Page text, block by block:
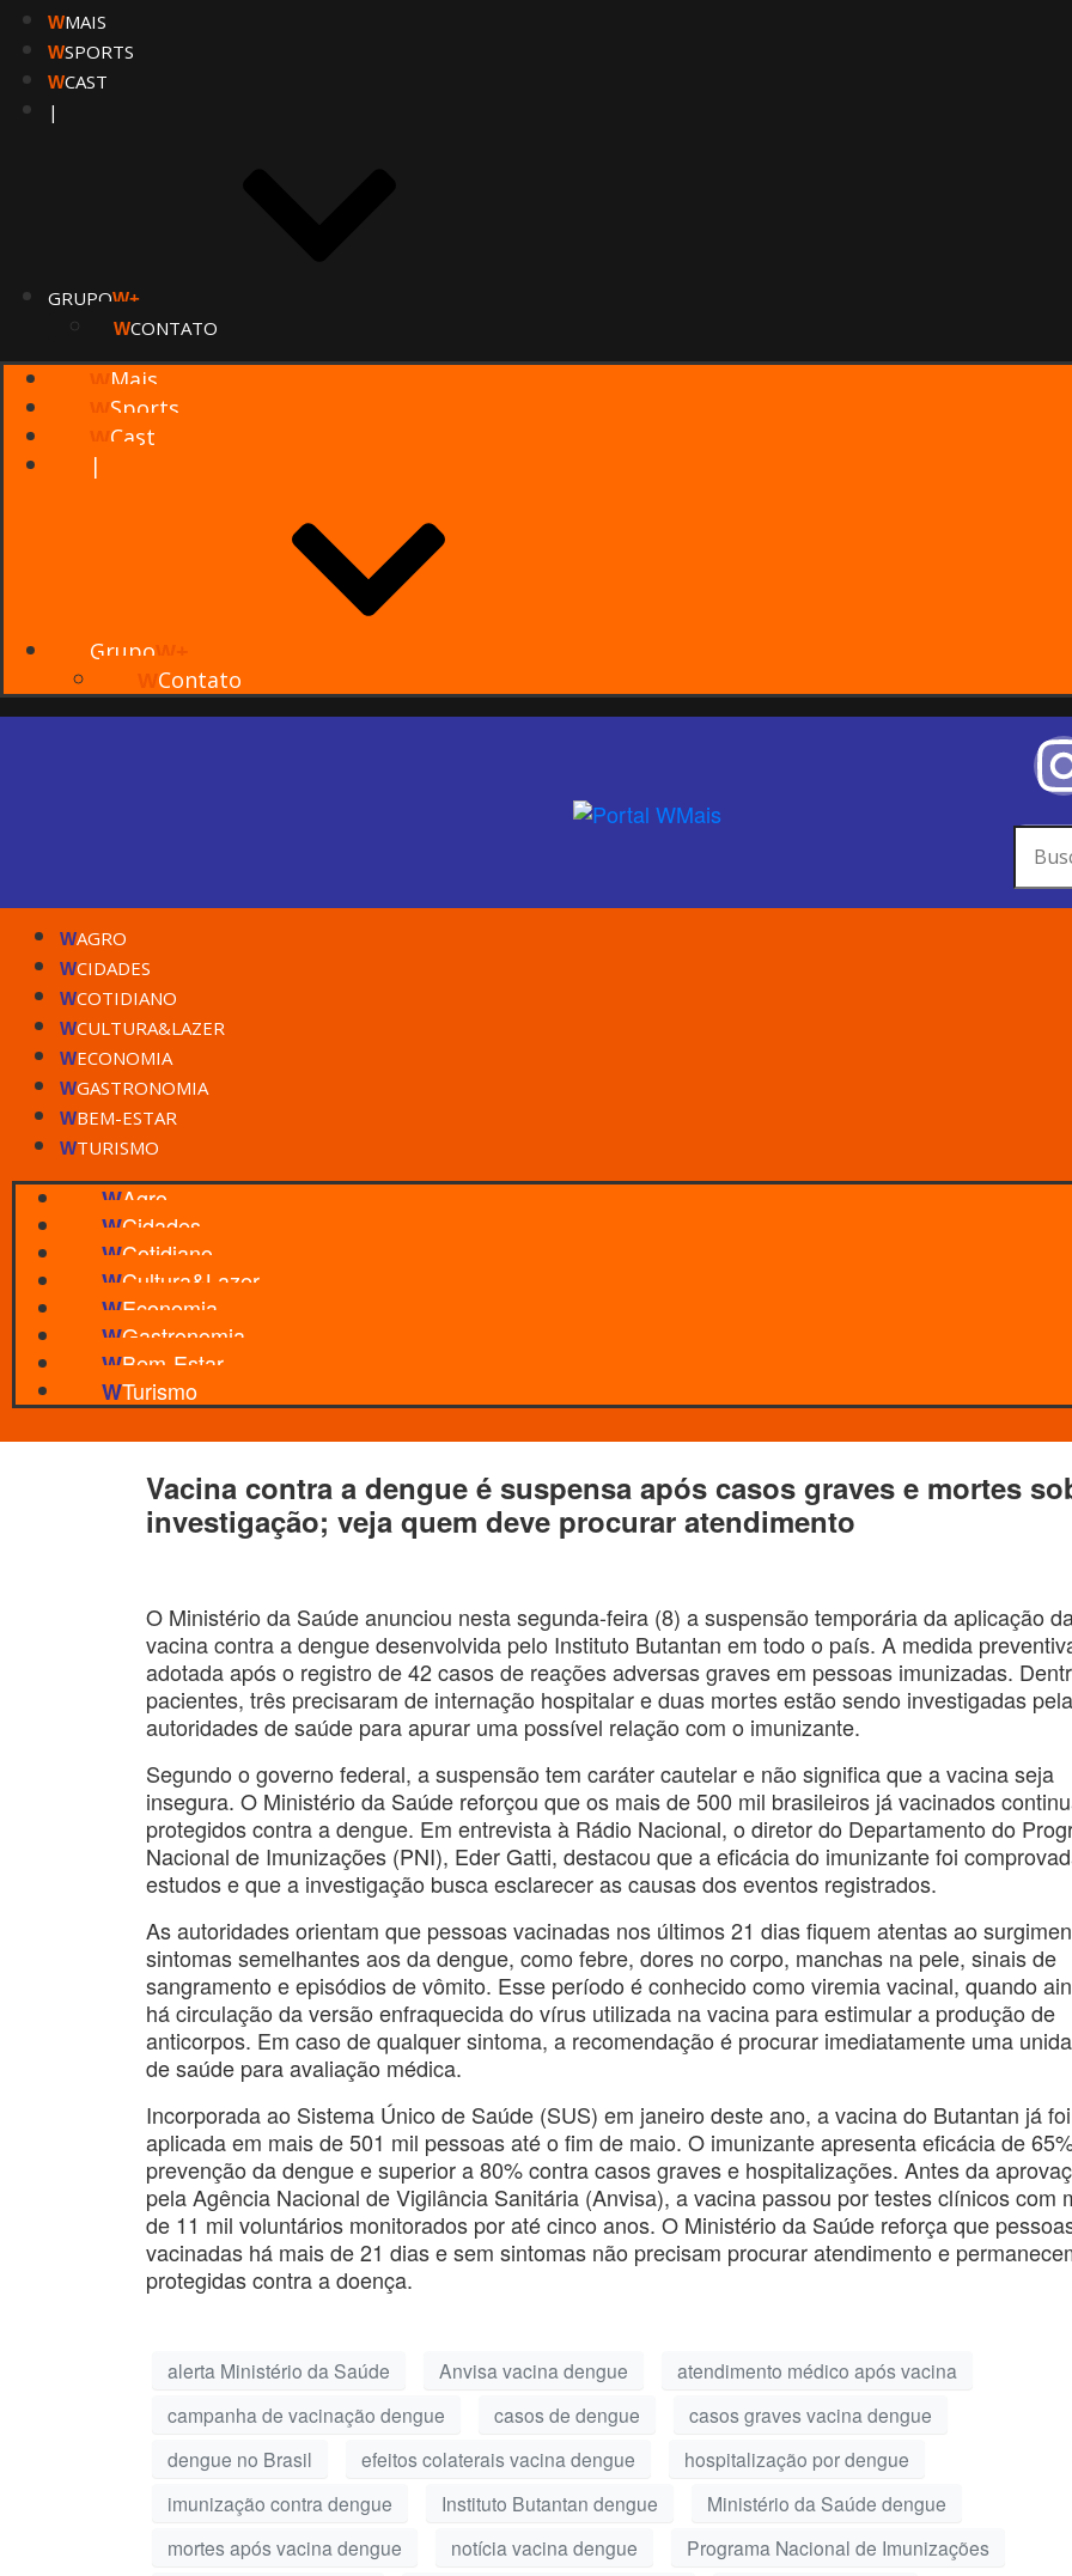
WMAIS
WSPORTS
WCAST
|
GRUPOW+
WCONTATO
Mais
Sports
Cast
|
Grupo
Contato
WAGRO
WCIDADES
WCOTIDIANO
WCULTURA&LAZER
WECONOMIA
WGASTRONOMIA
WBEM-ESTAR
WTURISMO
WAgro
WCidades
WCotidiano
WCultura&Lazer
WEconomia
WGastronomia
WBem-Estar
WTurismo
Vacina contra a dengue é suspensa após casos graves e mortes
investigação; veja quem deve procurar atendimento
O Ministério da Saúde anunciou nesta segunda-feira (8) a suspensão temporária da aplicação
vacina contra a dengue desenvolvida pelo Instituto Butantan em todo o país. A medida
adotada após o registro de 42 casos de reações adversas graves em pessoas imunizadas.
pacientes, três precisaram de internação hospitalar e duas mortes estão sendo investigadas
autoridades de saúde para apurar uma possível relação com o imunizante.
Segundo o governo federal, a suspensão tem caráter cautelar e não significa que a vacina seja
insegura. O Ministério da Saúde reforçou que os mais de 500 mil brasileiros já vacinados
protegidos contra a dengue. Em entrevista à Rádio Nacional, o diretor do Departamento do
Nacional de Imunizações (PNI), Eder Gatti, destacou que a eficácia do imunizante foi
estudos e que a investigação busca esclarecer as causas dos eventos registrados.
As autoridades orientam que pessoas vacinadas nos últimos 21 dias fiquem atentas ao
sintomas semelhantes aos da dengue, como febre, dores no corpo, manchas na pele, sinais de
sangramento e episódios de vômito. Esse período é conhecido como viremia vacinal, quando
há circulação da versão enfraquecida do vírus utilizada na vacina para estimular a produção de
anticorpos. Em caso de qualquer sintoma, a recomendação é procurar imediatamente uma
de saúde para avaliação médica.
Incorporada ao Sistema Único de Saúde (SUS) em janeiro deste ano, a vacina do Butantan já foi
aplicada em mais de 501 mil pessoas até o fim de maio. O imunizante apresenta eficácia de
prevenção da dengue e superior a 80% contra casos graves e hospitalizações. Antes da
pela Agência Nacional de Vigilância Sanitária (Anvisa), a vacina passou por testes clínicos com
de 11 mil voluntários monitorados por até cinco anos. O Ministério da Saúde reforça que
vacinadas há mais de 21 dias e sem sintomas não precisam procurar atendimento e
protegidas contra a doença.
alerta Ministério da Saúde Anvisa vacina dengue
atendimento médico após vacina
campanha de vacinação dengue
casos de dengue
casos graves vacina dengue
dengue no Brasil
efeitos colaterais vacina dengue
hospitalização por dengue
imunização contra dengue
Instituto Butantan dengue
Ministério da Saúde dengue
mortes após vacina dengue
notícia vacina dengue
Programa Nacional de Imunizações